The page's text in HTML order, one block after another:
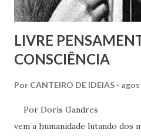
LIVRE
CONSCIÊNCIA
Por CANTEIRO DE IDEIAS
Por Doris Gandres Há
vem a humanidade lutando dos